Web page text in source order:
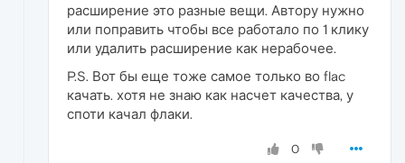
расширение это разные вещи. Автору нужно
или поправить чтобы все работало по 1 клику
или удалить расширение как нерабочее.
P.S. Вот бы еще тоже самое только во flac
качать. хотя не знаю как насчет качества, у
споти качал флаки.
0